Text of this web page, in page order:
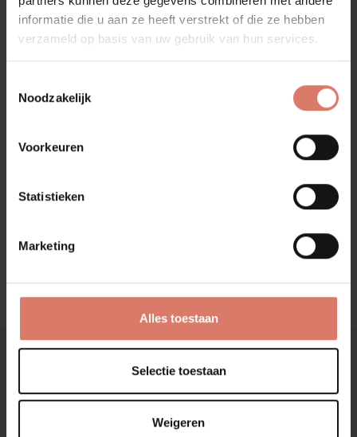
informatie die u aan ze heeft verstrekt of die ze hebben
verzameld op basis van uw gebruik van hun services.
Noodzakelijk
Voorkeuren
Statistieken
Marketing
Alles toestaan
Selectie toestaan
Weigeren
artikelen